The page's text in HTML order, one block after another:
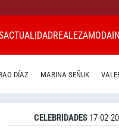
ACTUALIDADREALEZAMODA
DÍAZ MARINA SEÑUK
CELEBRIDADES 17-02-